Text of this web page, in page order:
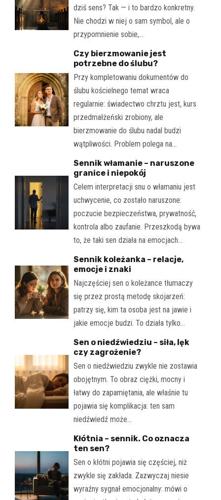
dziś sens? Tak — i to bardzo konkretny.
Nie chodzi w niej o sam symbol, ale o
przypomnienie sobie,…
Czy bierzmowanie jest
potrzebne do ślubu?
Przy kompletowaniu dokumentów do
ślubu kościelnego temat wraca
regularnie: świadectwo chrztu jest, kurs
przedmałżeński zrobiony, ale
bierzmowanie do ślubu nadal budzi
wątpliwości. Problem polega na…
Sennik włamanie – naruszone
granice i niepokój
Celem interpretacji snu o włamaniu jest
uchwycenie, co zostało naruszone:
poczucie bezpieczeństwa, prywatność,
kontrola albo zaufanie. Przeszkodą bywa
to, że taki sen działa na emocjach…
Sennik koleżanka – relacje,
emocje i znaki
Najczęściej sen o koleżance tłumaczy
się przez prostą metodę skojarzeń:
patrzy się, kim ta osoba jest na jawie i
jakie emocje budzi. To działa tylko…
Sen o niedźwiedziu – siła, lęk
czy zagrożenie?
Sen o niedźwiedziu zwykle nie zostawia
obojętnym. To obraz ciężki, mocny i
łatwy do zapamiętania, ale właśnie tu
pojawia się komplikacja: ten sam
niedźwiedź może…
Kłótnia – sennik. Co oznacza
ten sen?
Sen o kłótni pojawia się częściej, niż
zwykle się zakłada. Zazwyczaj niesie
wyraźny sygnał emocjonalny: mówi o